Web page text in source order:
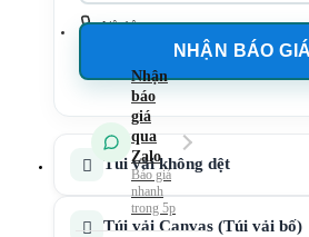
Liên hệ
Túi vải không dệt
Túi vải Canvas (Túi vải bố)